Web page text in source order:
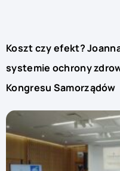
Koszt czy efekt?
systemie ochrony
Kongresu Samorządów